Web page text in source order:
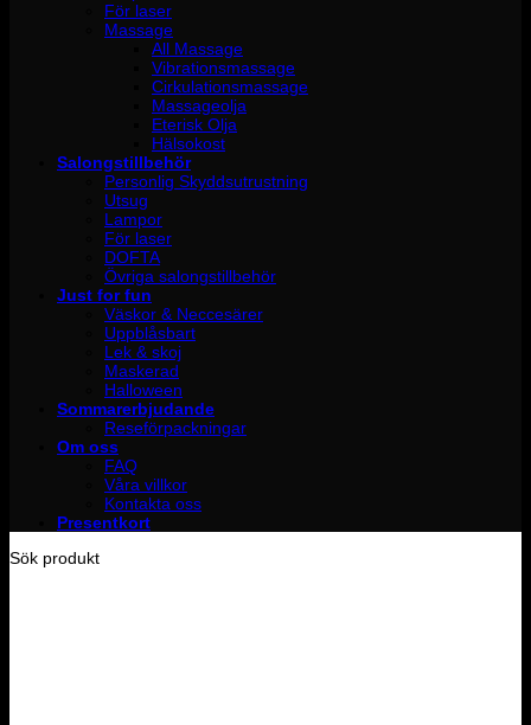
För laser
Massage
All Massage
Vibrationsmassage
Cirkulationsmassage
Massageolja
Eterisk Olja
Hälsokost
Salongstillbehör
Personlig Skyddsutrustning
Utsug
Lampor
För laser
DOFTA
Övriga salongstillbehör
Just for fun
Väskor & Neccesärer
Uppblåsbart
Lek & skoj
Maskerad
Halloween
Sommarerbjudande
Reseförpackningar
Om oss
FAQ
Våra villkor
Kontakta oss
Presentkort
Sök produkt